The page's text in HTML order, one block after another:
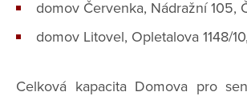
domov Červenka, Nádražní 105,
domov Litovel, Opletalova 1148/
Celková kapacita Domova pro